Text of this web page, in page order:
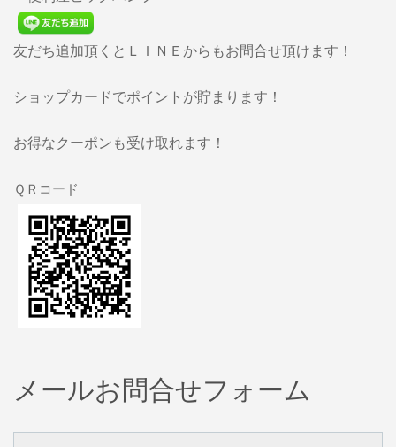
友だち追加頂くとＬＩＮＥからもお問合せ頂けます！
ショップカードでポイントが貯まります！
お得なクーポンも受け取れます！
ＱＲコード
メールお問合せフォーム